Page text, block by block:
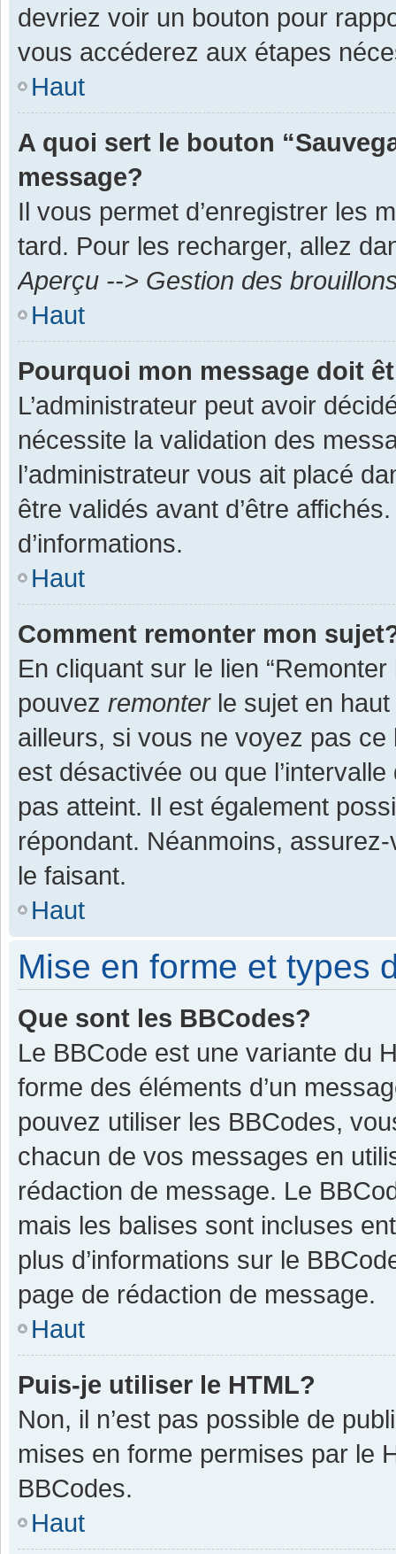
devriez voir un bouton pour
vous accéderez aux étapes
Haut
A quoi sert le bouton
message?
Il vous permet d’enregistrer les
tard. Pour les recharger, allez
Aperçu --> Gestion des
Haut
Pourquoi mon message doit
L’administrateur peut avoir
nécessite la validation des
l’administrateur vous ait placé
être validés avant d’être
d’informations.
Haut
Comment remonter mon
En cliquant sur le lien
pouvez remonterle sujet en haut
ailleurs, si vous ne voyez pas
est désactivée ou que
pas atteint. Il est également
répondant. Néanmoins,
le faisant.
Haut
Mise en forme et types
Que sont les BBCodes?
Le BBCode est une variante du
forme des éléments d’un
pouvez utiliser les BBCodes,
chacun de vos messages en
rédaction de message. Le
mais les balises sont incluses
plus d’informations sur le
page de rédaction de message.
Haut
Puis-je utiliser le HTML?
Non, il n’est pas possible de
mises en forme permises par le
BBCodes.
Haut